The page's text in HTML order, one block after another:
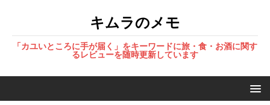
キムラのメモ
「カユいところに手が届く」をキーワードに旅・食・お酒に関す
るレビューを随時更新しています